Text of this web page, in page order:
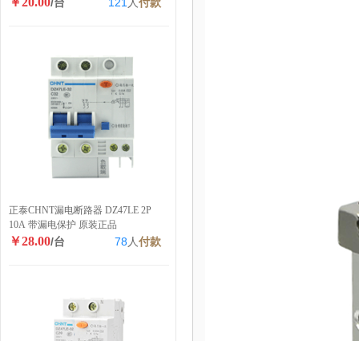
正泰CHNT漏电断路器 DZ47LE 2P
10A 带漏电保护 原装正品
￥28.00/台 78 人付款